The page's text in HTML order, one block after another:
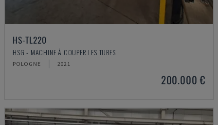
HS-TL220
HSG - MACHINE À COUPER LES TUBES
POLOGNE 2021
200.000 €